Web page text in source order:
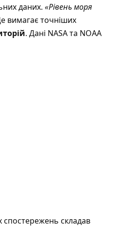
даних. «Рівень моря
вимагає точніших
. Дані NASA та NOAA
спостережень складав